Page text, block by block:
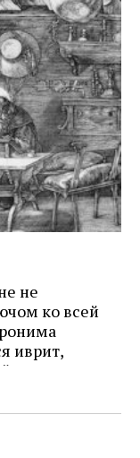
не
ко всей
иврит,
смысл и
и
как